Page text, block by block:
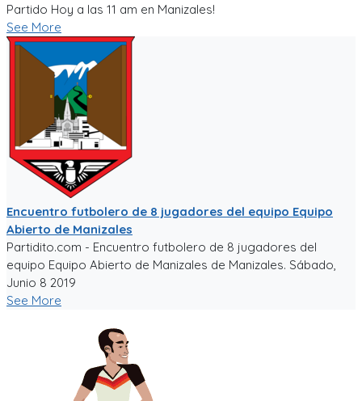
Partido Hoy a las 11 am en Manizales!
See More
Encuentro futbolero de 8 jugadores del equipo Equipo
Abierto de Manizales
Partidito.com - Encuentro futbolero de 8 jugadores del
equipo Equipo Abierto de Manizales de Manizales. Sábado,
Junio 8 2019
See More